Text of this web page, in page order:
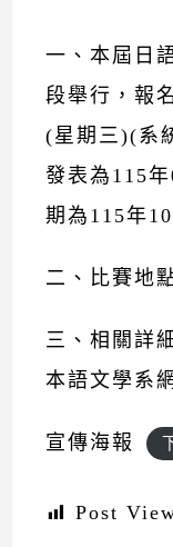
一、本屆日
段舉行，報
(星期三)(系
發表為115
期為115年
二、比賽地
三、相關詳
本語文學系
宣傳海報
Post